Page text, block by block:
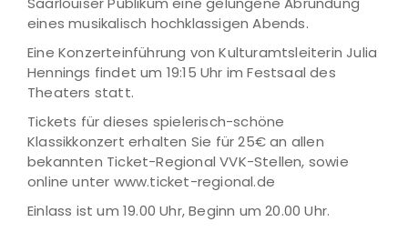
eines musikalisch hochklassigen Abends.
Eine Konzerteinführung von Kulturamtsleiterin Julia
Hennings findet um 19:15 Uhr im Festsaal des
Theaters statt.
Tickets für dieses spielerisch-schöne
Klassikkonzert erhalten Sie für 25€ an allen
bekannten Ticket-Regional VVK-Stellen, sowie
online unter www.ticket-regional.de
Einlass ist um 19.00 Uhr, Beginn um 20.00 Uhr.